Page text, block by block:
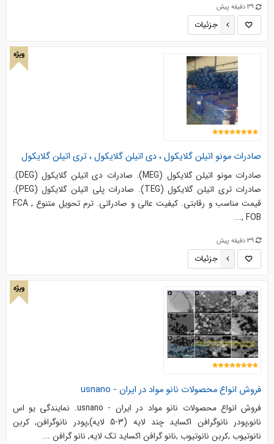
39 دقیقه پیش
جزئیات
ویژه
صادرات مونو اتیلن گلایکول ، دی اتیلن گلایکول ، تری اتیلن گلایکول
صادرات مونو اتیلن گلایکول (MEG). صادرات دی اتیلن گلایکول (DEG).
صادرات تری اتیلن گلایکول (TEG). صادرات پلی اتیلن گلایکول (PEG).
قیمت مناسب و رقابتی. کیفیت عالی و صادراتی. ترم تحویل متنوع FCA ,
FOB ,...
39 دقیقه پیش
جزئیات
ویژه
فروش انواع محصولات نانو مواد در ایران - usnano
فروش انواع محصولات نانو مواد در ایران - usnano. نمایندگی یو اس
نانو,پودر نانوگرافن اکساید چند لایه (3-5 لایه),پودر نانوگرافن, کربن
نانوتیوب ,کربن نانوتیوب ,نانو گرافن اکساید تک لایه, نانو گرافن ...